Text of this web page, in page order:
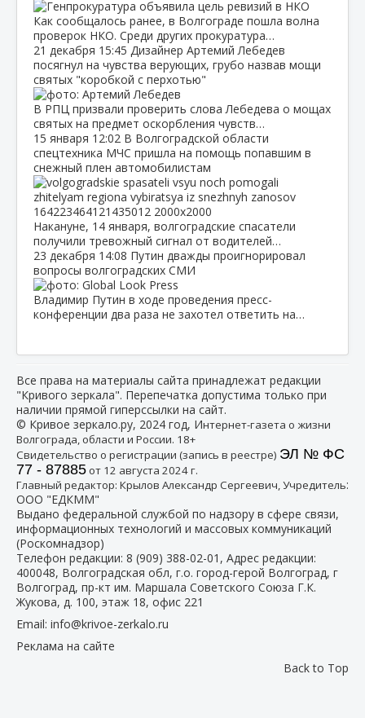
Как сообщалось ранее, в Волгограде пошла волна
проверок НКО. Среди других прокуратура…
21 декабря 15:45 Дизайнер Артемий Лебедев
посягнул на чувства верующих, грубо назвав мощи
святых "коробкой с перхотью"
В РПЦ призвали проверить слова Лебедева о мощах
святых на предмет оскорбления чувств…
15 января 12:02 В Волгоградской области
спецтехника МЧС пришла на помощь попавшим в
снежный плен автомобилистам
Накануне, 14 января, волгоградские спасатели
получили тревожный сигнал от водителей…
23 декабря 14:08 Путин дважды проигнорировал
вопросы волгоградских СМИ
Владимир Путин в ходе проведения пресс-
конференции два раза не захотел ответить на…
Все права на материалы сайта принадлежат редакции
"Кривого зеркала". Перепечатка допустима только при
наличии прямой гиперссылки на сайт.
© Кривое зеркало.ру, 2024 год, Интернет-газета о жизни
Волгограда, области и России. 18+
Свидетельство о регистрации (запись в реестре) ЭЛ № ФС
77 - 87885от 12 августа 2024 г.
Главный редактор: Крылов Александр Сергеевич, Учредитель:
ООО "ЕДКММ"
Выдано федеральной службой по надзору в сфере связи,
информационных технологий и массовых коммуникаций
(Роскомнадзор)
Телефон редакции: 8 (909) 388-02-01 , Адрес редакции:
400048, Волгоградская обл, г.о. город-герой Волгоград, г
Волгоград, пр-кт им. Маршала Советского Союза Г.К.
Жукова, д. 100, этаж 18, офис 221
Email: info@krivoe-zerkalo.ru
Реклама на сайте
Back to Top